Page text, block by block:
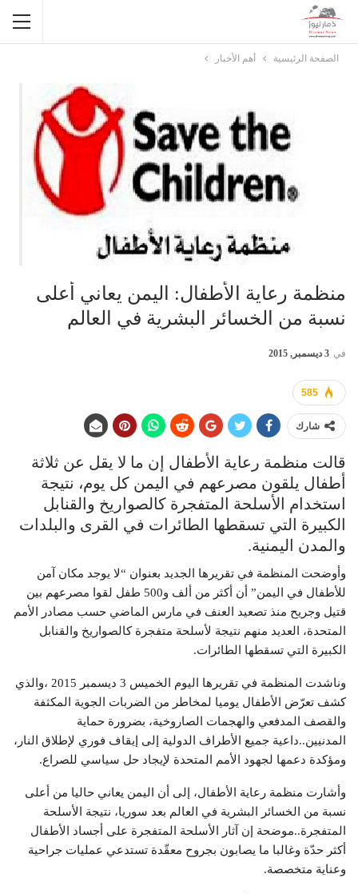
الصفحة الرئيسية أهم الأخبار
منظمة رعاية الأطفال: اليمن يعاني أعلى
نسبة من الخسائر البشرية في العالم
في 3 ديسمبر, 2015
585
شارك
قالت منظمة رعاية الأطفال إن ما لا يقل عن ثلاثة
أطفال يلقون مصرعهم في اليمن كل يوم، نتيجة
استخدام الأسلحة المتفجرة كالصواريخ والقنابل
الكبيرة التي تسقطها الطائرات في القرى والبلدات
والمدن اليمنية.
وأوضحت المنظمة في تقريرها الجديد بعنوان “لا يوجد مكان آمن
للأطفال في اليمن” أن أكثر من ألف و500 طفل لقوا مصرعهم بين
قتيل وجريح منذ تصعيد العنف في مارس الماضي حسب مصادر الأمم
المتحدة، العديد منهم نتيجة لأسلحة متفجرة كالصواريخ والقنابل
الكبيرة التي تسقطها الطائرات.
وناشدت المنظمة في تقريرها اليوم الخميس 3 ديسمبر 2015 ،والذي
كشف تعرّض الأطفال يوميا لمخاطر من الضربات الجوية المكثفة
والقصف المدفعي والهجمات الصاروخية، بضرورة حماية
المدنيين..داعية جميع الأطراف الدولية إلى إيقاف فوري لإطلاق النار،
ومؤكدة دعمها لجهود الأمم المتحدة لإيجاد حل سياسي للصراع.
وأشارت منظمة رعاية الأطفال، إلى أن اليمن يعاني حاليا من أعلى
نسبة من الخسائر البشرية في العالم بعد سوريا، نتيجة الأسلحة
المتفجرة..موضحة إن آثار الأسلحة المتفجرة على أجساد الأطفال
أكثر حدّة وغالبا ما يصابون بجروح معقّدة تستدعي عمليات جراحية
وعناية متخصصة.